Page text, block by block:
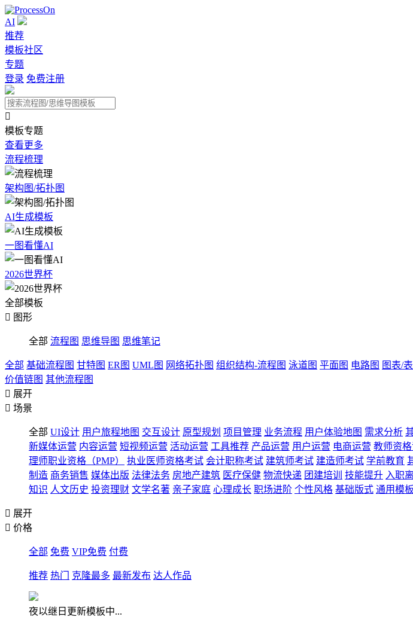
AI
推荐
模板社区
专题
登录 免费注册

模板专题
查看更多
流程梳理
架构图/拓扑图
AI生成模板
一图看懂AI
2026世界杯
全部模板
 图形
全部 流程图 思维导图 思维笔记
全部 基础流程图 甘特图 ER图 UML图 网络拓扑图 组织结构-流程图 泳道图 平面图 电路图 图表/
价值链图 其他流程图
 展开
 场景
全部 UI设计 用户旅程地图 交互设计 原型规划 项目管理 业务流程 用户体验地图 需求分析
新媒体运营 内容运营 短视频运营 活动运营 工具推荐 产品运营 用户运营 电商运营 教师资
理师职业资格（PMP）
执业医师资格考试 会计职称考试 建筑师考试 建造师考试 学前教育
制造 商务销售 媒体出版 法律法务 房地产建筑 医疗保健 物流快递 团建培训 技能提升 入职
知识 人文历史 投资理财 文学名著 亲子家庭 心理成长 职场进阶 个性风格 基础版式 通用模板
 展开
 价格
全部 免费 VIP免费 付费
推荐 热门 克隆最多 最新发布 达人作品
夜以继日更新模板中...